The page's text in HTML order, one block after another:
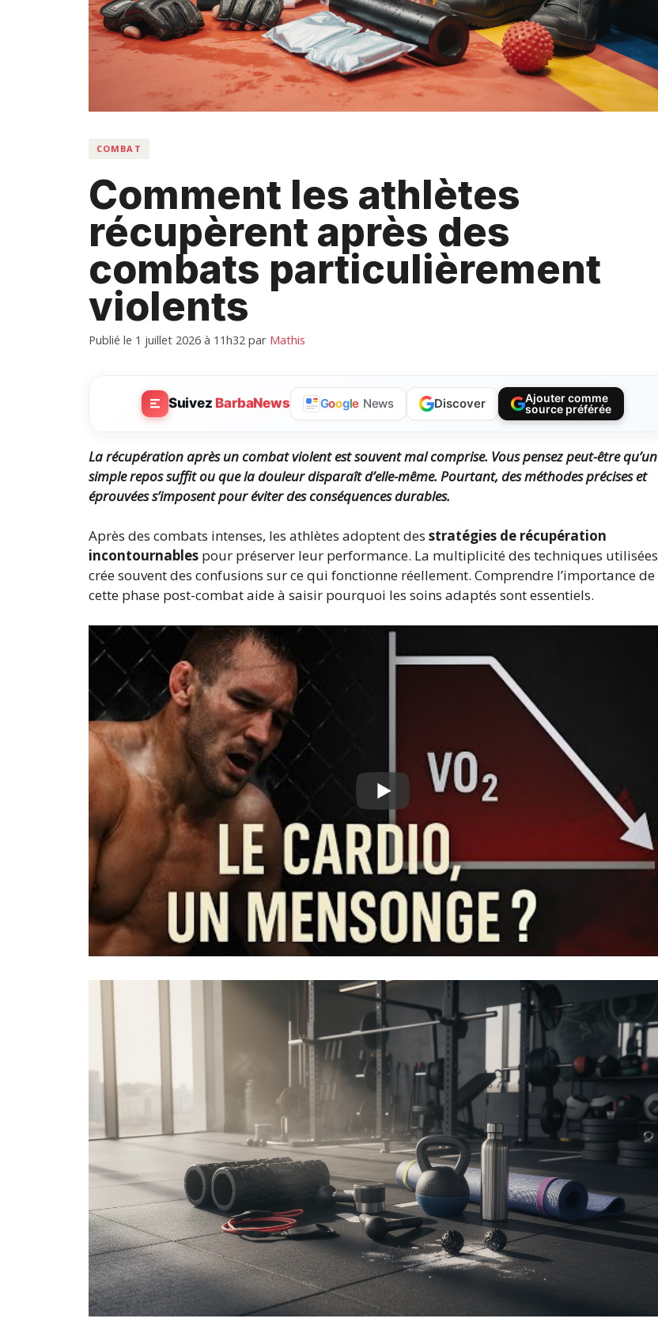
COMBAT
Comment les athlètes
récupèrent après des
combats particulièrement
violents
Publié le 1 juillet 2026 à 11h32 par Mathis
Suivez BarbaNews Google News Discover
Ajouter comme
source préférée
La récupération après un combat violent est souvent mal comprise. Vous pensez peut-être qu’un
simple repos suffit ou que la douleur disparaît d’elle-même. Pourtant, des méthodes précises et
éprouvées s’imposent pour éviter des conséquences durables.
Après des combats intenses, les athlètes adoptent des stratégies de récupération
incontournables pour préserver leur performance. La multiplicité des techniques utilisées
crée souvent des confusions sur ce qui fonctionne réellement. Comprendre l’importance de
cette phase post-combat aide à saisir pourquoi les soins adaptés sont essentiels.